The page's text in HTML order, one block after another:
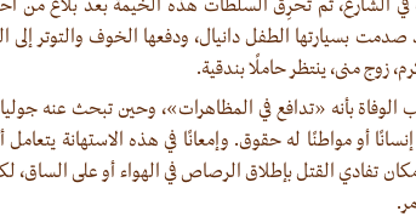
الشارع، ثم تُحرِق السلطات هذه الخيمة بعد بلاغ من
بسيارتها الطفل دانيال، ودفعها الخوف والتوتر إلى
زوج منى، ينتظر حاملًا بندقية.
بأنه «تدافع في المظاهرات»، وحين تبحث عنه
أو مواطنًا له حقوق. وإمعانًا في هذه الاستهانة يتعامل
تفادي القتل بإطلاق الرصاص في الهواء أو على الساق،